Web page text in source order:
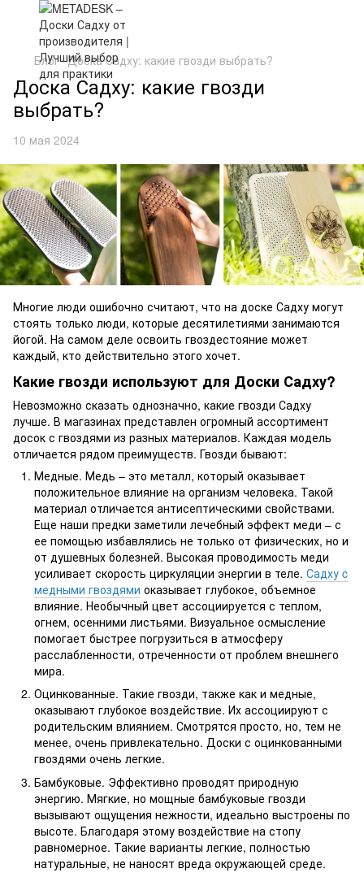
Блог Доска Садху: какие гвозди выбрать?
Доска Садху: какие гвозди
выбрать?
10 мая 2024
Многие люди ошибочно считают, что на доске Садху могут
стоять только люди, которые десятилетиями занимаются
йогой. На самом деле освоить гвоздестояние может
каждый, кто действительно этого хочет.
Какие гвозди используют для Доски Садху?
Невозможно сказать однозначно, какие гвозди Садху
лучше. В магазинах представлен огромный ассортимент
досок с гвоздями из разных материалов. Каждая модель
отличается рядом преимуществ. Гвозди бывают:
Медные. Медь – это металл, который оказывает
положительное влияние на организм человека. Такой
материал отличается антисептическими свойствами.
Еще наши предки заметили лечебный эффект меди – с
ее помощью избавлялись не только от физических, но и
от душевных болезней. Высокая проводимость меди
усиливает скорость циркуляции энергии в теле. Садху c
медными гвоздями оказывает глубокое, объемное
влияние. Необычный цвет ассоциируется с теплом,
огнем, осенними листьями. Визуальное осмысление
помогает быстрее погрузиться в атмосферу
расслабленности, отреченности от проблем внешнего
мира.
Оцинкованные. Такие гвозди, также как и медные,
оказывают глубокое воздействие. Их ассоциируют с
родительским влиянием. Смотрятся просто, но, тем не
менее, очень привлекательно. Доски с оцинкованными
гвоздями очень легкие.
Бамбуковые. Эффективно проводят природную
энергию. Мягкие, но мощные бамбуковые гвозди
вызывают ощущения нежности, идеально выстроены по
высоте. Благодаря этому воздействие на стопу
равномерное. Такие варианты легкие, полностью
натуральные, не наносят вреда окружающей среде.